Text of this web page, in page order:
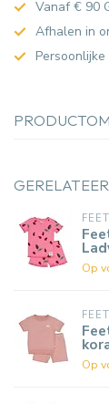
Vanaf € 90
Afhalen in
Persoonlijke
Op
Op